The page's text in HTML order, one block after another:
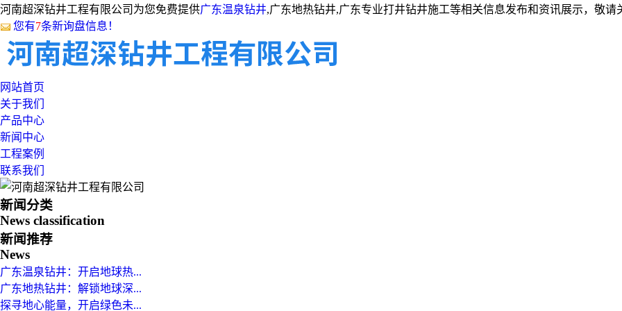
河南超深钻井工程有限公司为您免费提供广东温泉钻井,广东地热钻井,广东专业打井钻井施工等相关信息发布和资讯展示，敬请
您有7条新询盘信息！
网站首页
关于我们
产品中心
新闻中心
工程案例
联系我们
新闻分类
News classification
新闻推荐
News
广东温泉钻井：开启地球热...
广东地热钻井：解锁地球深...
探寻地心能量，开启绿色未...